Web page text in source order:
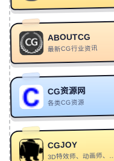
60 Fractured Sunset
61
62 初唤
63 TOURIST
64 夺舍
65
66 Fly
67 Beatophone
进化 · 学习驱动的蜕变
动。
AI提示词生成器：
生成与优化工具，支
提示词相关工具。
在线SVG转换器：
ABOUTCG
最新CG行业资讯
CG资源网
各类CG资源
CGJOY
3D特效师、动画师、模型、ui交流平台